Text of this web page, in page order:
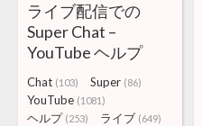
ライブ配信での
Super Chat –
YouTube ヘルプ
Chat (103) Super (86)
YouTube (1081)
ヘルプ (253) ライブ (649)